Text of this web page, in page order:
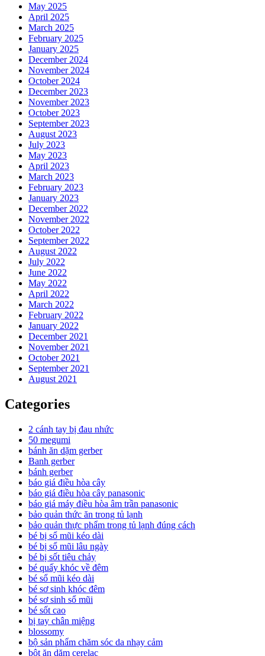
May 2025
April 2025
March 2025
February 2025
January 2025
December 2024
November 2024
October 2024
December 2023
November 2023
October 2023
September 2023
August 2023
July 2023
May 2023
April 2023
March 2023
February 2023
January 2023
December 2022
November 2022
October 2022
September 2022
August 2022
July 2022
June 2022
May 2022
April 2022
March 2022
February 2022
January 2022
December 2021
November 2021
October 2021
September 2021
August 2021
Categories
2 cánh tay bị đau nhức
50 megumi
bánh ăn dặm gerber
Banh gerber
bánh gerber
báo giá điều hòa cây
báo giá điều hòa cây panasonic
báo giá máy điều hòa âm trần panasonic
bảo quản thức ăn trong tủ lạnh
bảo quản thực phẩm trong tủ lạnh đúng cách
bé bị sổ mũi kéo dài
bé bị sổ mũi lâu ngày
bé bị sốt tiêu chảy
bé quấy khóc về đêm
bé sổ mũi kéo dài
bé sơ sinh khóc đêm
bé sơ sinh sổ mũi
bé sốt cao
bị tay chân miệng
blossomy
bộ sản phẩm chăm sóc da nhạy cảm
bột ăn dặm cerelac